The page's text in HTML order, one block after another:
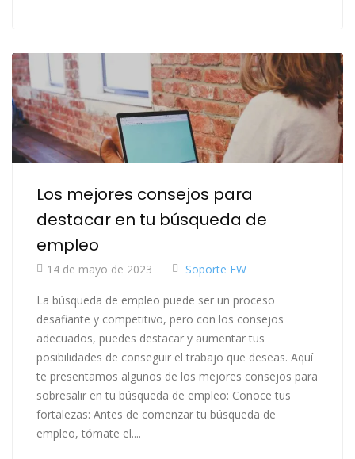
Los mejores consejos para
destacar en tu búsqueda de
empleo
14 de mayo de 2023 Soporte FW
La búsqueda de empleo puede ser un proceso
desafiante y competitivo, pero con los consejos
adecuados, puedes destacar y aumentar tus
posibilidades de conseguir el trabajo que deseas. Aquí
te presentamos algunos de los mejores consejos para
sobresalir en tu búsqueda de empleo: Conoce tus
fortalezas: Antes de comenzar tu búsqueda de
empleo, tómate el....